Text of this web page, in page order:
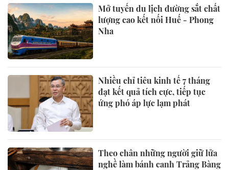
Mở tuyến du lịch đường sắt chất
lượng cao kết nối Huế - Phong
Nha
Nhiều chỉ tiêu kinh tế 7 tháng
đạt kết quả tích cực, tiếp tục
ứng phó áp lực lạm phát
Theo chân những người giữ lửa
nghề làm bánh canh Trảng Bàng